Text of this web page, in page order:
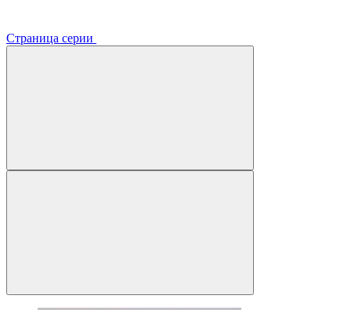
Страница серии